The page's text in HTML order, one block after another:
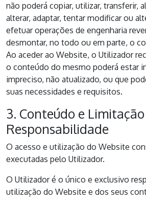
não poderá copiar, utilizar, transferir,
alterar, adaptar, tentar modificar ou
efetuar operações de engenharia
desmontar, no todo ou em parte, o
Ao aceder ao Website, o Utilizador
o conteúdo do mesmo poderá estar
impreciso, não atualizado, ou que
suas necessidades e requisitos.
3. Conteúdo e
Responsabilidade
O acesso e utilização do Website
executadas pelo Utilizador.
O Utilizador é o único e exclusivo
utilização do Website e dos seus